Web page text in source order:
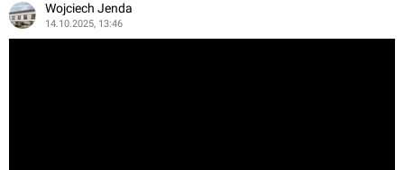
Wojciech Jenda
14.10.2025, 13:46